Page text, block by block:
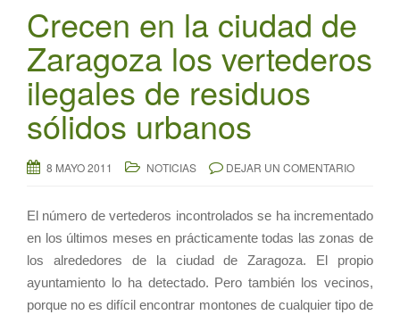
Crecen en la ciudad de
Zaragoza los vertederos
ilegales de residuos
sólidos urbanos
8 MAYO 2011 NOTICIAS DEJAR UN COMENTARIO
El número de vertederos incontrolados se ha incrementado
en los últimos meses en prácticamente todas las zonas de
los alrededores de la ciudad de Zaragoza. El propio
ayuntamiento lo ha detectado. Pero también los vecinos,
porque no es difícil encontrar montones de cualquier tipo de